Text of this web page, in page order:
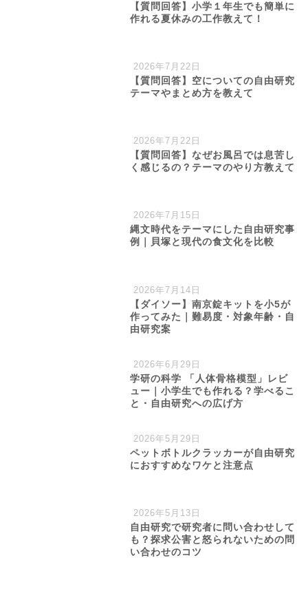
【質問回答】小学１年生でも簡単に
作れる夏休みの工作教えて！
2026年7月22日
【質問回答】空についての自由研究
テーマやまとめ方を教えて
2026年7月22日
【質問回答】なぜお風呂では息苦し
く感じるの？テーマのやり方教えて
2026年7月15日
縄文時代をテーマにした自由研究事
例｜貝塚と現代の食文化を比較
2026年7月14日
【ダイソー】南京錠キットを小5が
作ってみた｜難易度・対象年齢・自
由研究案
2026年6月29日
学研の科学 「人体骨格模型」レビ
ュー｜小学生でも作れる？学べるこ
と・自由研究への広げ方
2026年5月29日
ペットボトルクラッカーが自由研究
におすすめなワケと注意点
2026年5月13日
自由研究で研究者に問い合わせして
も？探求公害と怒られないための問
い合わせのコツ